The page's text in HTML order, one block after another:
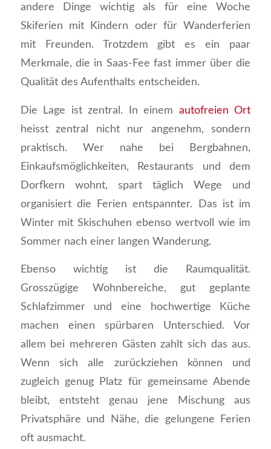
andere Dinge wichtig als für eine Woche
Skiferien mit Kindern oder für Wanderferien
mit Freunden. Trotzdem gibt es ein paar
Merkmale, die in Saas-Fee fast immer über die
Qualität des Aufenthalts entscheiden.
Die Lage ist zentral. In einem autofreien Ort
heisst zentral nicht nur angenehm, sondern
praktisch. Wer nahe bei Bergbahnen,
Einkaufsmöglichkeiten, Restaurants und dem
Dorfkern wohnt, spart täglich Wege und
organisiert die Ferien entspannter. Das ist im
Winter mit Skischuhen ebenso wertvoll wie im
Sommer nach einer langen Wanderung.
Ebenso wichtig ist die Raumqualität.
Grosszügige Wohnbereiche, gut geplante
Schlafzimmer und eine hochwertige Küche
machen einen spürbaren Unterschied. Vor
allem bei mehreren Gästen zahlt sich das aus.
Wenn sich alle zurückziehen können und
zugleich genug Platz für gemeinsame Abende
bleibt, entsteht genau jene Mischung aus
Privatsphäre und Nähe, die gelungene Ferien
oft ausmacht.